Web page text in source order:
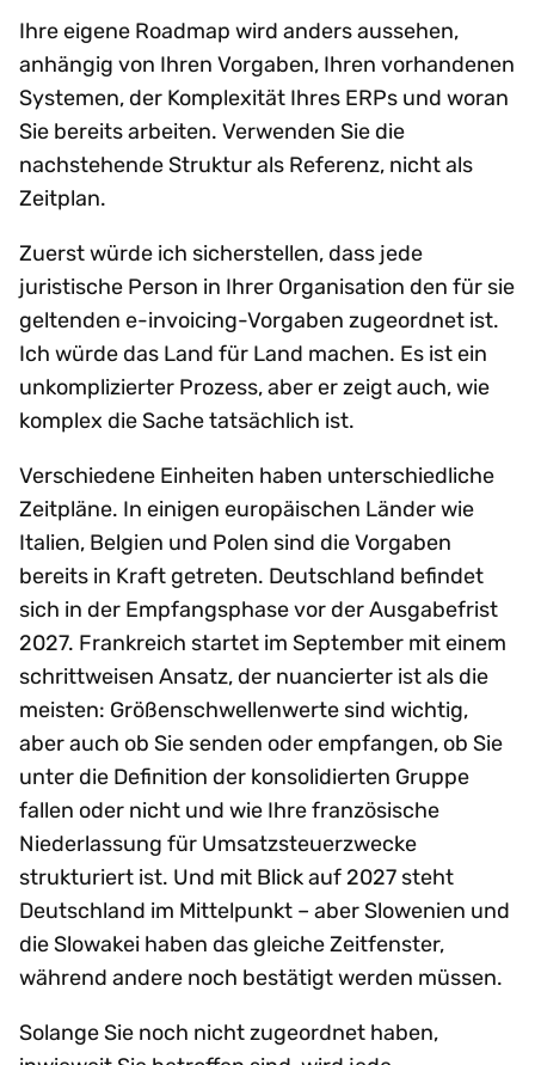
Ihre eigene Roadmap wird anders aussehen,
anhängig von Ihren Vorgaben, Ihren vorhandenen
Systemen, der Komplexität Ihres ERPs und woran
Sie bereits arbeiten. Verwenden Sie die
nachstehende Struktur als Referenz, nicht als
Zeitplan.
Zuerst würde ich sicherstellen, dass jede
juristische Person in Ihrer Organisation den für sie
geltenden e-invoicing-Vorgaben zugeordnet ist.
Ich würde das Land für Land machen. Es ist ein
unkomplizierter Prozess, aber er zeigt auch, wie
komplex die Sache tatsächlich ist.
Verschiedene Einheiten haben unterschiedliche
Zeitpläne. In einigen europäischen Länder wie
Italien, Belgien und Polen sind die Vorgaben
bereits in Kraft getreten. Deutschland befindet
sich in der Empfangsphase vor der Ausgabefrist
2027. Frankreich startet im September mit einem
schrittweisen Ansatz, der nuancierter ist als die
meisten: Größenschwellenwerte sind wichtig,
aber auch ob Sie senden oder empfangen, ob Sie
unter die Definition der konsolidierten Gruppe
fallen oder nicht und wie Ihre französische
Niederlassung für Umsatzsteuerzwecke
strukturiert ist. Und mit Blick auf 2027 steht
Deutschland im Mittelpunkt – aber Slowenien und
die Slowakei haben das gleiche Zeitfenster,
während andere noch bestätigt werden müssen.
Solange Sie noch nicht zugeordnet haben,